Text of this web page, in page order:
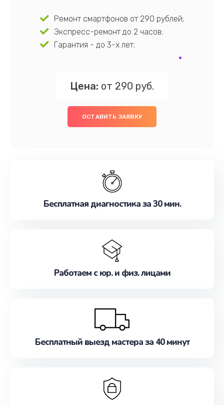
Ремонт смартфонов от 290 рублей;
Экспресс-ремонт до 2 часов;
Гарантия - до 3-х лет;
Цена: от 290 руб.
ОСТАВИТЬ ЗАЯВКУ
Бесплатная диагностика за 30 мин.
Работаем с юр. и физ. лицами
Бесплатный выезд мастера за 40 минут